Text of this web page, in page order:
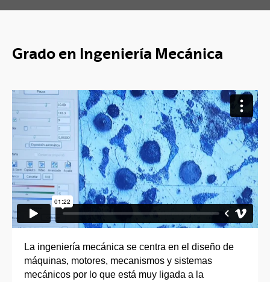
Grado en Ingeniería Mecánica
La ingeniería mecánica se centra en el diseño de
máquinas, motores, mecanismos y sistemas
mecánicos por lo que está muy ligada a la